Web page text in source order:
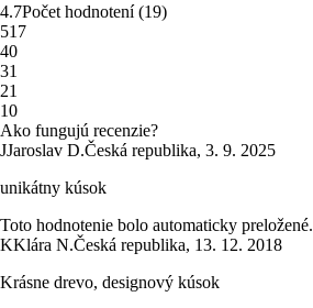
4.7Počet hodnotení(19)
517
40
31
21
10
Ako fungujú recenzie?
JJaroslav D.Česká republika, 3. 9. 2025
unikátny kúsok
Toto hodnotenie bolo automaticky preložené.
KKlára N.Česká republika, 13. 12. 2018
Krásne drevo, designový kúsok